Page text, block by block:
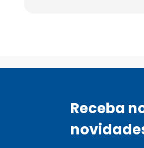
Receba